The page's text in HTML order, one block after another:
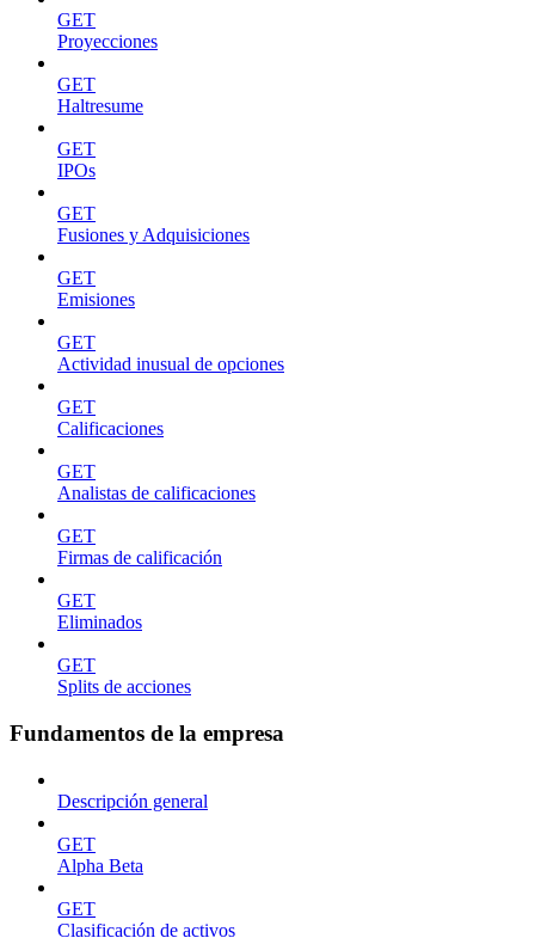
GET
Proyecciones
GET
Haltresume
GET
IPOs
GET
Fusiones y Adquisiciones
GET
Emisiones
GET
Actividad inusual de opciones
GET
Calificaciones
GET
Analistas de calificaciones
GET
Firmas de calificación
GET
Eliminados
GET
Splits de acciones
Fundamentos de la empresa
Descripción general
GET
Alpha Beta
GET
Clasificación de activos